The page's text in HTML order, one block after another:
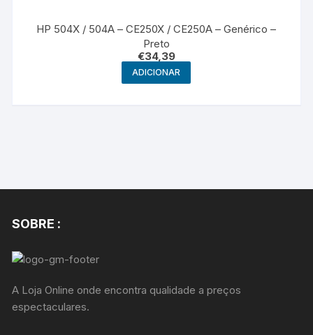
HP 504X / 504A – CE250X / CE250A – Genérico –
Preto
€34,39
ADICIONAR
SOBRE :
A Loja Online onde encontra qualidade a preços
espectaculares.